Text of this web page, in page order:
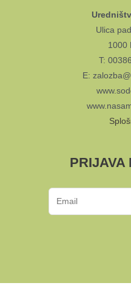
Ulica
1000
T:
E:
PRIJAVA